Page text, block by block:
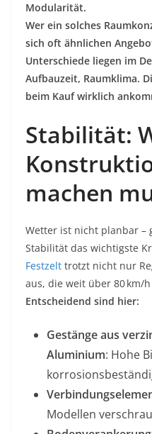
Modularität.
Wer ein solches
sich oft ähnlichen
Unterschiede liegen im
Aufbauzeit, Raumklima.
beim Kauf wirklich
Stabilität:
machen
Wetter ist nicht planbar –
Stabilität das wichtigste
Festzelt trotzt nicht nur
aus, die weit über 80 km/
Entscheidend sind hier:
Gestänge aus
Aluminium: Hohe
Modellen